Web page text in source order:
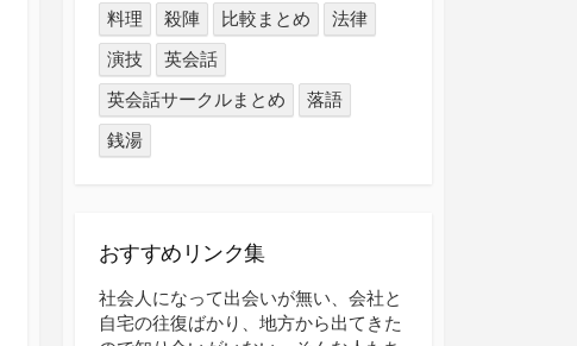
料理
殺陣 比較まとめ
法律
演技
英会話
英会話サークルまとめ
落語
銭湯
おすすめリンク集
社会人になって出会いが無い、会社と
自宅の往復ばかり、地方から出てきた